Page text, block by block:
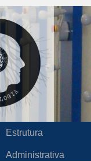
Estrutura
Administrativa